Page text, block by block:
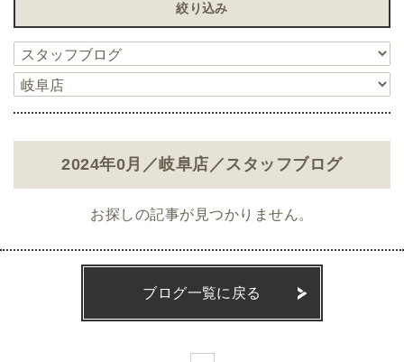
絞り込み
2024年0月／岐阜店／スタッフブログ
お探しの記事が見つかりません。
ブログ一覧に戻る